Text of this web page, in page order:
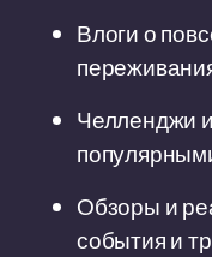
Влоги о
Челленджи
Обзоры и
события и